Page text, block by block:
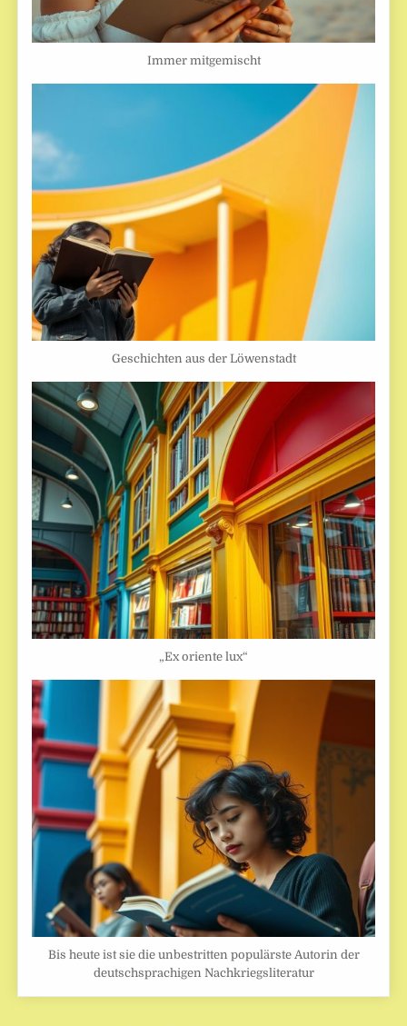
Immer mitgemischt
Geschichten aus der Löwenstadt
„Ex oriente lux“
Bis heute ist sie die unbestritten populärste Autorin der
deutschsprachigen Nachkriegsliteratur